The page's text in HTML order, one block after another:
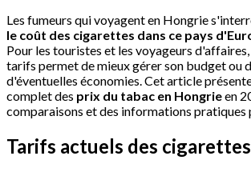
Les fumeurs qui voyagent en Hongrie
le coût des cigarettes dans ce pays
Pour les touristes et les voyageurs
tarifs permet de mieux gérer son budget ou
d'éventuelles économies. Cet article
complet des prix du tabac en Hongrieen
comparaisons et des informations pratiques
Tarifs actuels des